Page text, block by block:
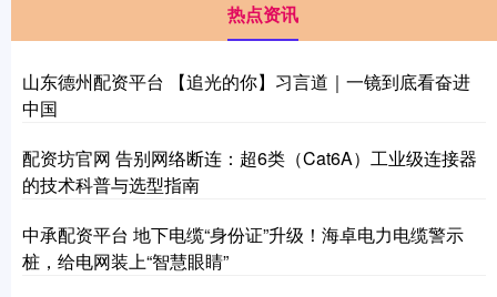
热点资讯
山东德州配资平台 【追光的你】习言道｜一镜到底看奋进
中国
配资坊官网 告别网络断连：超6类（Cat6A）工业级连接器
的技术科普与选型指南
中承配资平台 地下电缆“身份证”升级！海卓电力电缆警示
桩，给电网装上“智慧眼睛”